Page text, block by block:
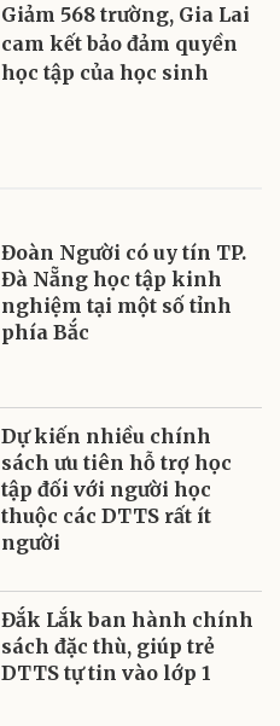
Giảm 568 trường, Gia Lai
cam kết bảo đảm quyền
học tập của học sinh
Đoàn Người có uy tín TP.
Đà Nẵng học tập kinh
nghiệm tại một số tỉnh
phía Bắc
Dự kiến nhiều chính
sách ưu tiên hỗ trợ học
tập đối với người học
thuộc các DTTS rất ít
người
Đắk Lắk ban hành chính
sách đặc thù, giúp trẻ
DTTS tự tin vào lớp 1